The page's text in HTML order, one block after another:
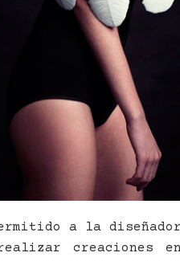
a la
creaciones